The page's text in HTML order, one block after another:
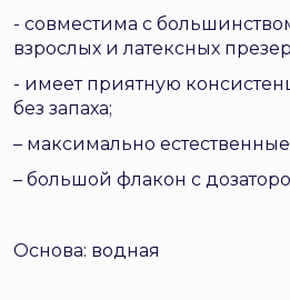
- совместима с
взрослых и латексных
- имеет приятную
без запаха;
– максимально
– большой флакон с
Основа: водная